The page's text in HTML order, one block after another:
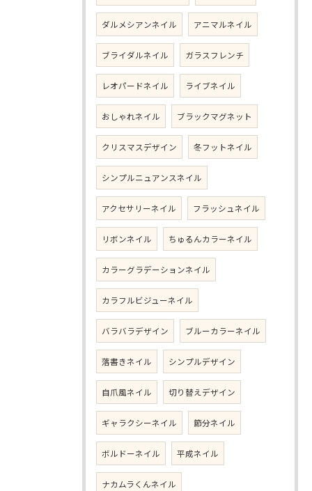
ダルメシアンネイル アニマルネイル
ブライダルネイル ガラスフレンチ
レオパードネイル ライブネイル
おしゃれネイル ブラックマグネット
クリスマスデザイン 冬フットネイル
シンプルニュアンスネイル
アクセサリーネイル フラッシュネイル
リボンネイル ちゅるんカラーネイル
カラーグラデーションネイル
カラフルビジューネイル
バラバラデザイン ブルーカラーネイル
落書きネイル シンプルデザイン
自爪風ネイル 切り替えデザイン
ギャラクシーネイル 節分ネイル
ボルドーネイル 平成ネイル
ナカムラくんネイル